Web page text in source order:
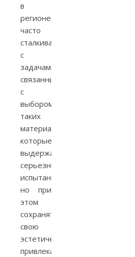
в
регионе,
часто
сталкивались
с
задачами,
связанными
с
выбором
таких
материалов,
которые
выдержат
серьезные
испытания,
но при
этом
сохранят
свою
эстетическую
привлекательность.